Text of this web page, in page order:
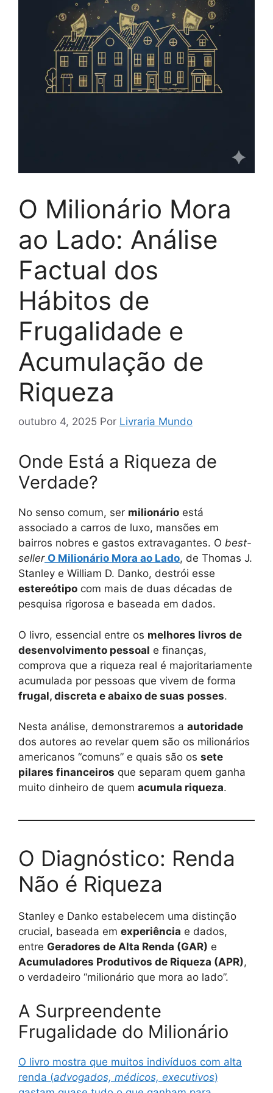
O Milionário Mora
ao Lado: Análise
Factual dos
Hábitos de
Frugalidade e
Acumulação de
Riqueza
outubro 4, 2025 Por Livraria Mundo
Onde Está a Riqueza de
Verdade?
No senso comum, ser milionário está
associado a carros de luxo, mansões em
bairros nobres e gastos extravagantes. O best-
seller O Milionário Mora ao Lado, de Thomas J.
Stanley e William D. Danko, destrói esse
estereótipo com mais de duas décadas de
pesquisa rigorosa e baseada em dados.
O livro, essencial entre os melhores livros de
desenvolvimento pessoal e finanças,
comprova que a riqueza real é majoritariamente
acumulada por pessoas que vivem de forma
frugal, discreta e abaixo de suas posses.
Nesta análise, demonstraremos a autoridade
dos autores ao revelar quem são os milionários
americanos “comuns” e quais são os sete
pilares financeiros que separam quem ganha
muito dinheiro de quem acumula riqueza.
O Diagnóstico: Renda
Não é Riqueza
Stanley e Danko estabelecem uma distinção
crucial, baseada em experiência e dados,
entre Geradores de Alta Renda (GAR) e
Acumuladores Produtivos de Riqueza (APR),
o verdadeiro “milionário que mora ao lado”.
A Surpreendente
Frugalidade do Milionário
O livro mostra que muitos indivíduos com alta
renda (advogados, médicos, executivos)